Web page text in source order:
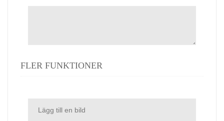
FLER FUNKTIONER
Lägg till en bild